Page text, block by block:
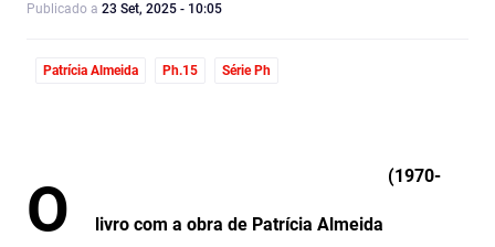
Publicado a 23 Set, 2025 - 10:05
Patrícia Almeida Ph.15 Série Ph
O livro com a obra de Patrícia Almeida
(1970-